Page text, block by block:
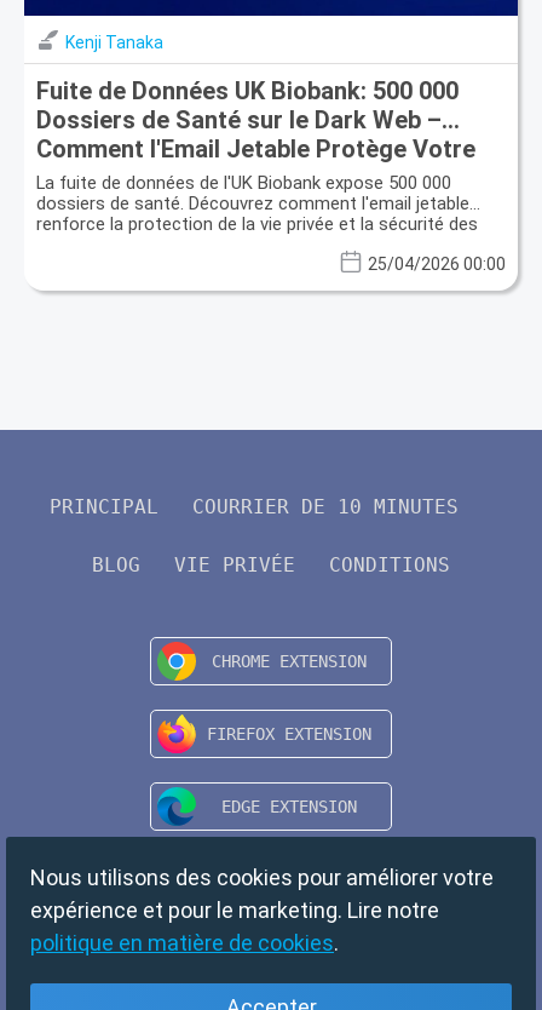
Kenji Tanaka
Fuite de Données UK Biobank: 500 000
Dossiers de Santé sur le Dark Web –
Comment l'Email Jetable Protège Votre
Identité
La fuite de données de l'UK Biobank expose 500 000
dossiers de santé. Découvrez comment l'email jetable
renforce la protection de la vie privée et la sécurité des
25/04/2026 00:00
PRINCIPAL COURRIER DE 10 MINUTES
BLOG VIE PRIVÉE CONDITIONS
Nous utilisons des cookies pour améliorer votre
expérience et pour le marketing. Lire notre
politique en matière de cookies.